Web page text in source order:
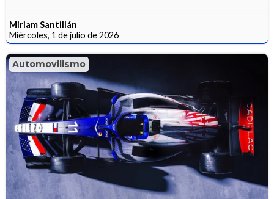
Miriam Santillán
Miércoles, 1 de julio de 2026
Automovilismo